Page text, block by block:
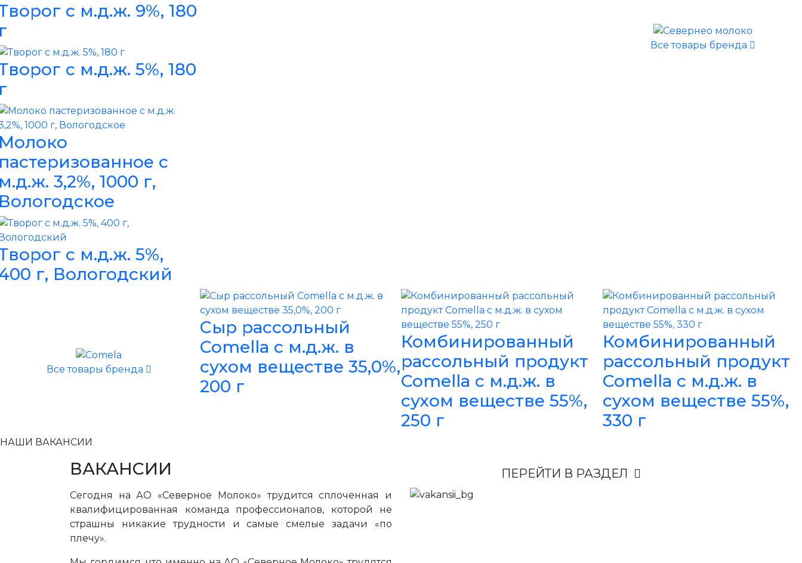
с м.д.ж. 9%, 180
с м.д.ж. 5%, 180
с
3,2%, 1000 г,
с м.д.ж. 5%,
г, Вологодский
Все товары бренда
Все товары бренда
Сыр рассольный
Comella с м.д.ж. в
сухом веществе 35,0%,
200 г
Комбинированный
рассольный продукт
Comella с м.д.ж. в
сухом веществе 55%,
250 г
Комбинированный
рассольный продукт
Comella с м.д.ж. в
сухом веществе 55%,
330 г
НАШИ ВАКАНСИИ
ВАКАНСИИ
Сегодня на АО «Северное Молоко» трудится сплоченная и
квалифицированная команда профессионалов, которой не
страшны никакие трудности и самые смелые задачи «по
плечу».
ПЕРЕЙТИ В РАЗДЕЛ